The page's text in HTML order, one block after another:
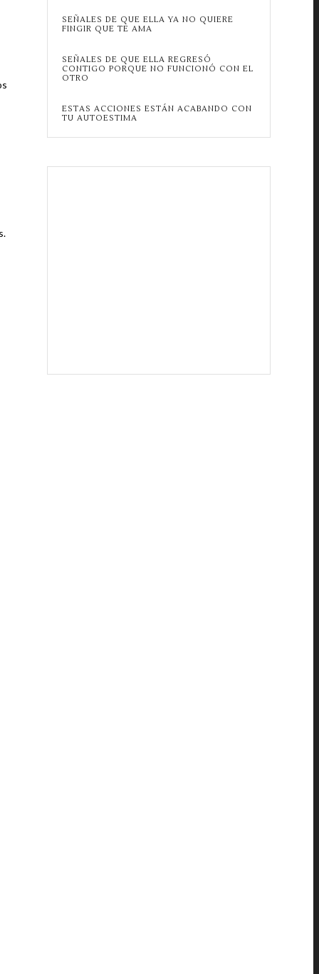
SEÑALES DE QUE ELLA YA NO QUIERE
FINGIR QUE TE AMA
SEÑALES DE QUE ELLA REGRESÓ
CONTIGO PORQUE NO FUNCIONÓ CON EL
OTRO
ESTAS ACCIONES ESTÁN ACABANDO CON
TU AUTOESTIMA